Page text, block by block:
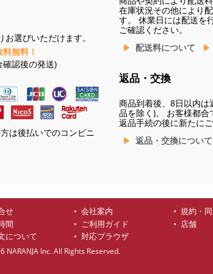
選びいただけます。
無料！
認後の発送)
は後払いでのコンビニ
在庫状況その他により
す。 休業日には配送を
ご確認ください。
配送料について
返品・交換
商品到着後、8日以内は
品を除く)。 お客様都合
返品手続の後に新たにご
返品・交換について
せ 会社案内
規約・
間
ご利用ガイド
店舗
について
対応ブラウザ
NARANJA Inc. All Rights Reserved.